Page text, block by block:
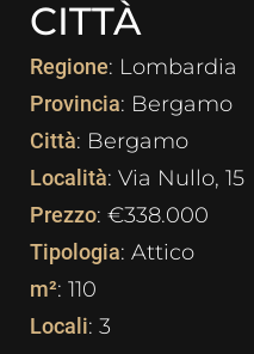
CITTÀ
Regione: Lombardia
Provincia: Bergamo
Città: Bergamo
Località: Via Nullo, 15
Prezzo: €338.000
Tipologia: Attico
m²: 110
Locali: 3